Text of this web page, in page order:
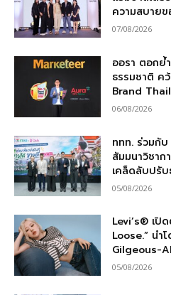
ความสบายข
07/08/2026
ออรา ตอกย้
ธรรมชาติ ค
Brand
06/08/2026
ททท. ร่วมกั
สัมมนาวิชาก
เคล็ดลับปรับ
05/08/2026
Levi’s® เปิ
Loose.” นำ
Gilgeous-
05/08/2026